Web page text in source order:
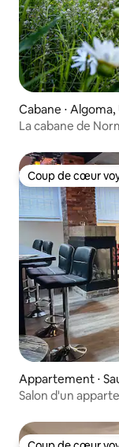
Cabane ⋅
La cabane de
Coup de cœur
Coup de cœur
Appartement ⋅
Salon d'un